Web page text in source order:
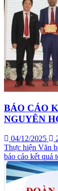
BÁO CÁO
NGUYÊN
04/12/2025
Thực hiện Văn
báo cáo kết quả